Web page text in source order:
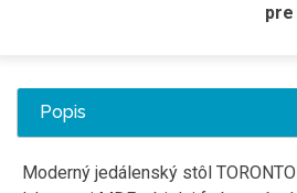
Popis
Moderný jedálenský stôl